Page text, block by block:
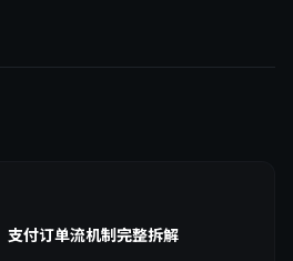
支付订单流机制完整拆解